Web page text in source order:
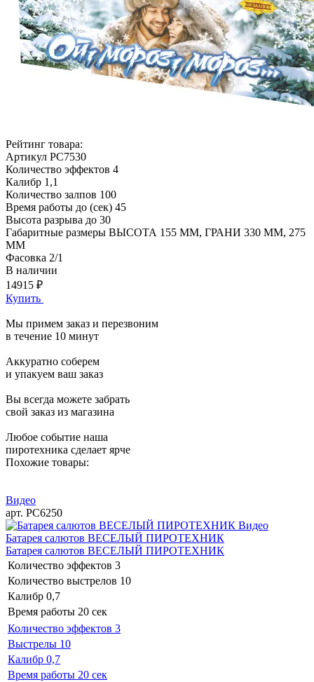
Рейтинг товара:
Артикул РС7530
Количество эффектов 4
Калибр 1,1
Количество залпов 100
Время работы до (сек) 45
Высота разрыва до 30
Габаритные размеры ВЫСОТА 155 ММ, ГРАНИ 330 ММ, 275
ММ
Фасовка 2/1
В наличии
14915 ₽
Купить
Мы примем заказ и перезвоним
в течение 10 минут
Аккуратно соберем
и упакуем ваш заказ
Вы всегда можете забрать
свой заказ из магазина
Любое событие наша
пиротехника сделает ярче
Похожие товары:
Видео
арт. РС6250
Видео
Батарея салютов ВЕСЕЛЫЙ ПИРОТЕХНИК
Батарея салютов ВЕСЕЛЫЙ ПИРОТЕХНИК
Количество эффектов 3
Количество выстрелов 10
Калибр 0,7
Время работы 20 сек
Количество эффектов 3
Выстрелы 10
Калибр 0,7
Время работы 20 сек